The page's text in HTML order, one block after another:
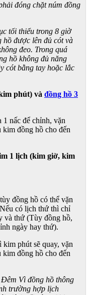
đóng chặt núm đồng
tối thiểu trong 8 giờ
được lên đủ cót và
đeo. Trong quá
hồ không đủ năng
cót bằng tay hoặc lắc
phút) và đồng hồ 3
nấc để chỉnh, vặn
kim đồng hồ cho đến
1 lịch (kim giờ, kim
đồng hồ có thể vặn
có lịch thứ thì chỉ
và thứ (Tùy đồng hồ,
ngày hay thứ).
phút sẽ quay, vặn
kim đồng hồ cho đến
Vì đồng hồ thông
trường hợp lịch